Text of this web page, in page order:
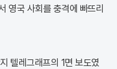
영국 사회를 충격에 빠뜨리
텔레그래프의 1면 보도였